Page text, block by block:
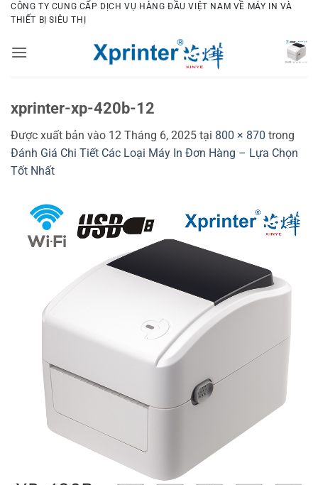
Bỏ
qua
dung
CÔNG TY CUNG CẤP DỊCH VỤ HÀNG ĐẦU VIỆT NAM VỀ MÁY IN VÀ
THIẾT BỊ SIÊU THỊ
xprinter-xp-420b-12
Được xuất bản vào 12 Tháng 6, 2025 tại 800 × 870 trong
Đánh Giá Chi Tiết Các Loại Máy In Đơn Hàng – Lựa Chọn
Tốt Nhất